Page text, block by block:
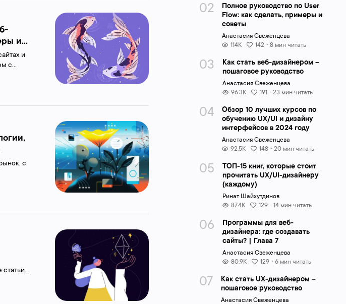
и
и
с
и
с
Полное руководство по User
Flow: как сделать, примеры и
советы
Анастасия Свеженцева
114K
142 · 8 мин читать
Как стать веб-дизайнером –
пошаговое руководство
Анастасия Свеженцева
96.3K
191 · 23 мин читать
Обзор 10 лучших курсов по
обучению UX/UI и дизайну
интерфейсов в 2024 году
Анастасия Свеженцева
92.5K
148 · 20 мин читать
ТОП-15 книг, которые стоит
прочитать UX/UI-дизайнеру
(каждому)
Ринат Шайхутдинов
87.4K
129 · 14 мин читать
Программы для веб-
дизайнера: где создавать
сайты? | Глава 7
Анастасия Свеженцева
80.9K
129 · 6 мин читать
Как стать UX-дизайнером –
пошаговое руководство
Анастасия Свеженцева